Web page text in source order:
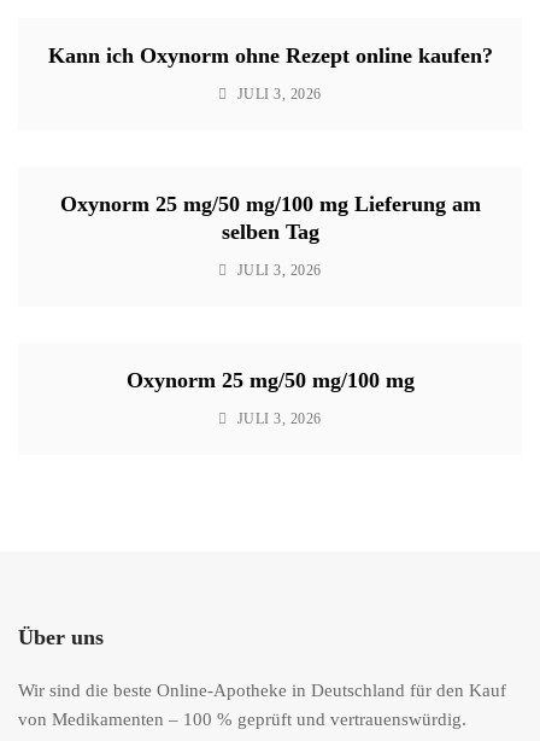
Kann ich Oxynorm ohne Rezept online kaufen?
JULI 3, 2026
Oxynorm 25 mg/50 mg/100 mg Lieferung am
selben Tag
JULI 3, 2026
Oxynorm 25 mg/50 mg/100 mg
JULI 3, 2026
Über uns
Wir sind die beste Online-Apotheke in Deutschland für den Kauf
von Medikamenten – 100 % geprüft und vertrauenswürdig.